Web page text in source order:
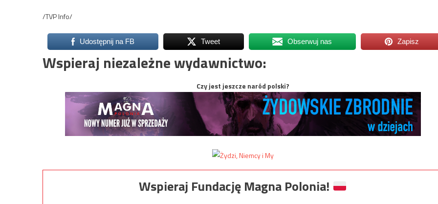
/TVP Info/
Udostępnij na FB Tweet Obserwuj nas Zapisz
Wspieraj niezależne wydawnictwo:
Czy jest jeszcze naród polski?
Wspieraj Fundację Magna Polonia!